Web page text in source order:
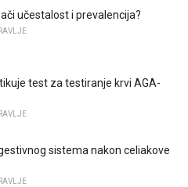
učestalost i prevalencija?
test za testiranje krvi AGA-
sistema nakon celiakove